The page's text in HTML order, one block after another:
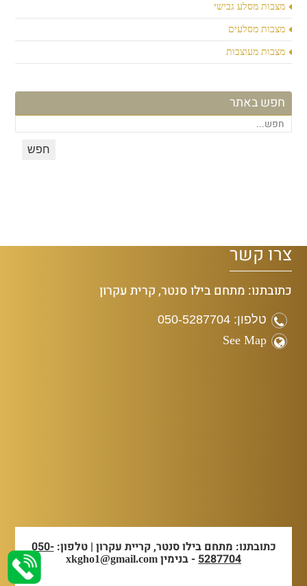
מצבות מסלע גבישי
מצבות מסלעים
מצבות מעוצבות
חפש באתר
צרו קשר
כתובתנו: מתחם בילו סנטר, קרית עקרון
טלפון: 050-5287704
See Map
כתובתנו: מתחם בילו סנטר, קריית עקרון | טלפון:050-
5287704- בנימין xkgho1@gmail.com